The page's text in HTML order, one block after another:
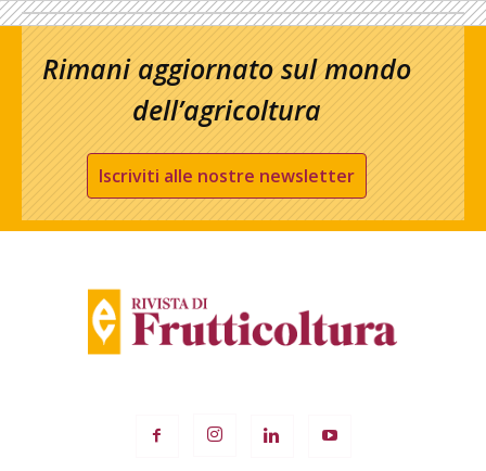
Rimani aggiornato sul mondo
dell’agricoltura
Iscriviti alle nostre newsletter